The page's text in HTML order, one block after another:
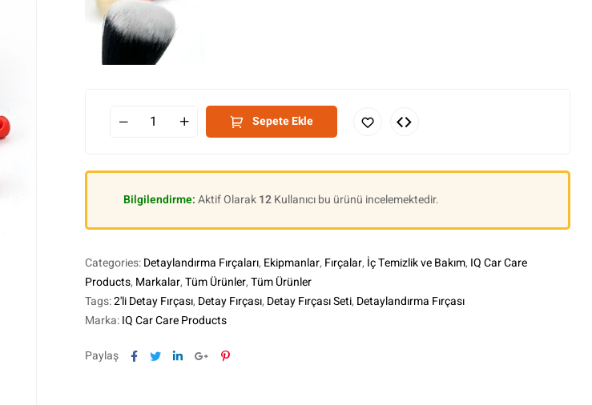
Sepete Ekle
Bilgilendirme:Aktif Olarak12Kullanıcı bu ürünü incelemektedir.
Categories:Detaylandırma Fırçaları, Ekipmanlar, Fırçalar, İç Temizlik ve Bakım, IQ Car Care
Products, Markalar,Tüm Ürünler,Tüm Ürünler
Tags:2'li Detay Fırçası, Detay Fırçası, Detay Fırçası Seti, Detaylandırma Fırçası
Marka:IQ Car Care Products
Paylaş Facebook
TwitterLinkedinGoogle+Pinterest